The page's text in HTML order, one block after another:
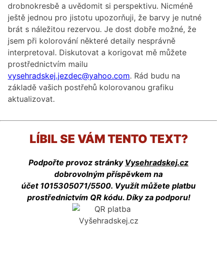
drobnokresbě a uvědomit si perspektivu. Nicméně
ještě jednou pro jistotu upozorňuji, že barvy je nutné
brát s náležitou rezervou. Je dost dobře možné, že
jsem při kolorování některé detaily nesprávně
interpretoval. Diskutovat a korigovat mě můžete
prostřednictvím mailu
vysehradskej.jezdec@yahoo.com. Rád budu na
základě vašich postřehů kolorovanou grafiku
aktualizovat.
LÍBIL SE VÁM TENTO TEXT?
Podpořte provoz stránky Vysehradskej.cz
dobrovolným příspěvkem na
účet 1015305071/5500. Využít můžete platbu
prostřednictvím QR kódu. Díky za podporu!